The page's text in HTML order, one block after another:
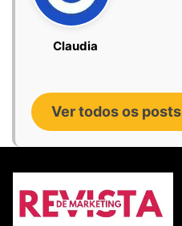
Claudia
Ver todos os posts